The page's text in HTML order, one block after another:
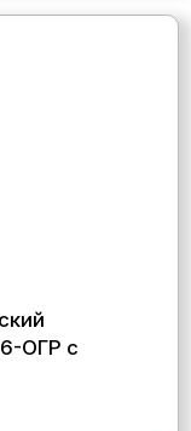
ОГР с